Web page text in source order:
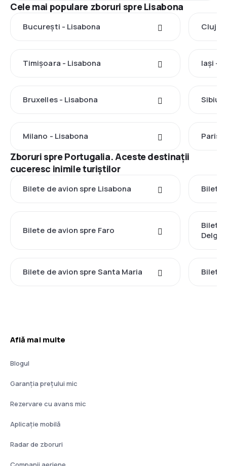
Cele mai populare zboruri spre Lisabona
București - Lisabona Cluj-
Timișoara - Lisabona Iași -
Bruxelles - Lisabona Sibiu -
Milano - Lisabona Paris
Zboruri spre Portugalia. Aceste destinații
cuceresc inimile turiștilor
Bilete de avion spre Lisabona Bilete
Bilete de avion spre Faro
Bilete
Bilete de avion spre Santa Maria Bilete
Află mai multe
Blogul
Garanția prețului mic
Rezervare cu avans mic
Aplicație mobilă
Radar de zboruri